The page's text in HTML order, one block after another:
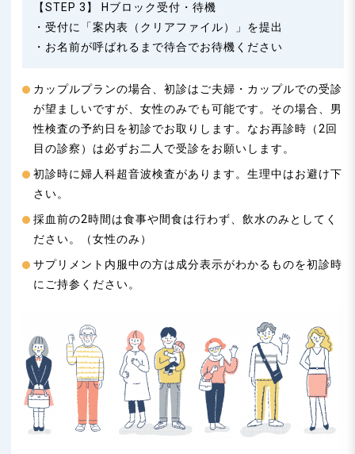
【STEP 3】 Hブロック受付・待機
・受付に「案内表（クリアファイル）」を提出
・お名前が呼ばれるまで待合でお待機ください
カップルプランの場合、初診はご夫婦・カップルでの受診
が望ましいですが、女性のみでも可能です。その場合、男
性検査の予約日を初診でお取りします。なお再診時（2回
目の診察）は必ずお二人で受診をお願いします。
初診時に婦人科超音波検査があります。生理中はお避け下
さい。
採血前の2時間は食事や間食は行わず、飲水のみとしてく
ださい。（女性のみ）
サプリメント内服中の方は成分表示がわかるものを初診時
にご持参ください。